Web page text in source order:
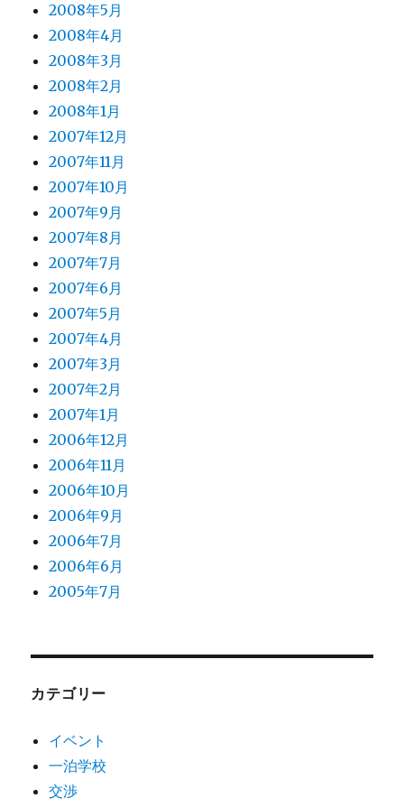
2008年5月
2008年4月
2008年3月
2008年2月
2008年1月
2007年12月
2007年11月
2007年10月
2007年9月
2007年8月
2007年7月
2007年6月
2007年5月
2007年4月
2007年3月
2007年2月
2007年1月
2006年12月
2006年11月
2006年10月
2006年9月
2006年7月
2006年6月
2005年7月
カテゴリー
イベント
一泊学校
交渉